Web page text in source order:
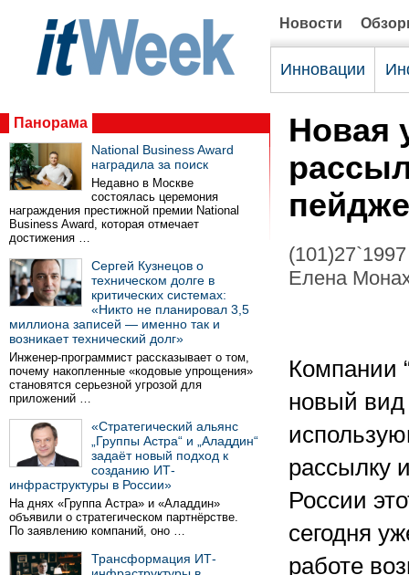
Новости
Инновации
Панорама
National Business Award
наградила за поиск
Недавно в Москве
состоялась церемония
награждения престижной премии National
Business Award, которая отмечает
достижения …
Сергей Кузнецов о
техническом долге в
критических системах:
«Никто не планировал 3,5
миллиона записей — именно так и
возникает технический долг»
Инженер-программист рассказывает о том,
почему накопленные «кодовые упрощения»
становятся серьезной угрозой для
приложений …
«Стратегический альянс
„Группы Астра“ и „Аладдин“
задаёт новый подход к
созданию ИТ-
инфраструктуры в России»
На днях «Группа Астра» и «Аладдин»
объявили о стратегическом партнёрстве.
По заявлению компаний, оно …
Трансформация ИТ-
Новая
(101)27`1997
Елена
Компании
новый вид
рассылку
России
сегодня
работе